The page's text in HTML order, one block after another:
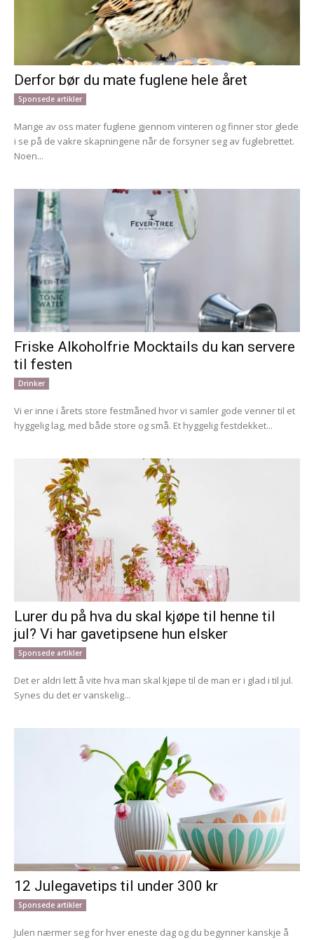
Derfor bør du mate fuglene hele året
Sponsede artikler
Mange av oss mater fuglene gjennom vinteren og finner stor glede
i se på de vakre skapningene når de forsyner seg av fuglebrettet.
Noen...
Friske Alkoholfrie Mocktails du kan servere
til festen
Drinker
Vi er inne i årets store festmåned hvor vi samler gode venner til et
hyggelig lag, med både store og små. Et hyggelig festdekket...
Lurer du på hva du skal kjøpe til henne til
jul? Vi har gavetipsene hun elsker
Sponsede artikler
Det er aldri lett å vite hva man skal kjøpe til de man er i glad i til jul.
Synes du det er vanskelig...
12 Julegavetips til under 300 kr
Sponsede artikler
Julen nærmer seg for hver eneste dag og du begynner kanskje å